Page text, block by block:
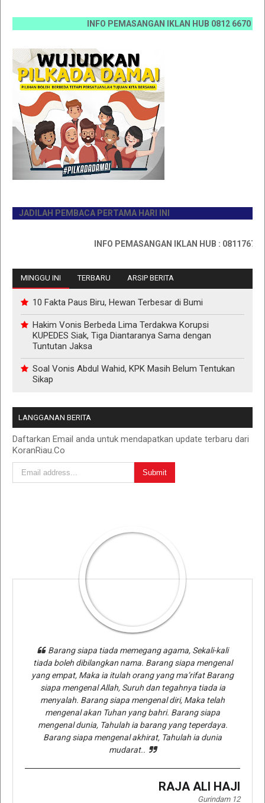
INFO PEMASANGAN IKLAN HUB 0812 6670
JADILAH PEMBACA PERTAMA HARI INI
INFO PEMASANGAN IKLAN HUB : 0811767335
MINGGU INI TERBARU ARSIP BERITA
10 Fakta Paus Biru, Hewan Terbesar di Bumi
Hakim Vonis Berbeda Lima Terdakwa Korupsi
KUPEDES Siak, Tiga Diantaranya Sama dengan
Tuntutan Jaksa
Soal Vonis Abdul Wahid, KPK Masih Belum Tentukan
Sikap
LANGGANAN BERITA
Daftarkan Email anda untuk mendapatkan update terbaru dari
KoranRiau.Co
Barang siapa tiada memegang agama, Sekali-kali
tiada boleh dibilangkan nama. Barang siapa mengenal
yang empat, Maka ia itulah orang yang ma’rifat Barang
siapa mengenal Allah, Suruh dan tegahnya tiada ia
menyalah. Barang siapa mengenal diri, Maka telah
mengenal akan Tuhan yang bahri. Barang siapa
mengenal dunia, Tahulah ia barang yang teperdaya.
Barang siapa mengenal akhirat, Tahulah ia dunia
mudarat..
RAJA ALI HAJI
Gurindam 12